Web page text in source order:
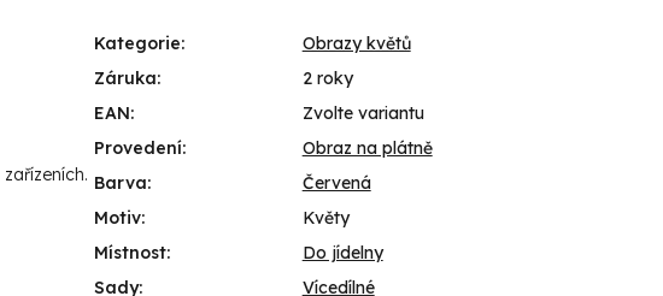
Kategorie:
Obrazy květů
Záruka:
2 roky
EAN:
Zvolte variantu
Provedení:
Obraz na plátně
Barva:
Červená
Motiv:
Květy
Místnost:
Do jídelny
Sady:
Vícedílné